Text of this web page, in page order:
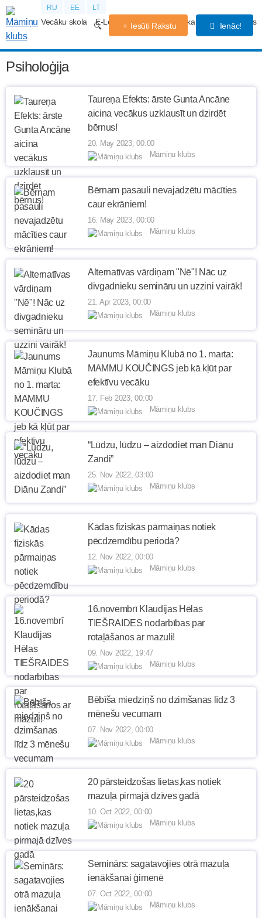
RU EE LT
Vecāku skola E-Lekcijas Grūtniecības kalendārs Forums
Iesūti Rakstu Ienāc!
Psiholoģija
Taureņa Efekts: ārste Gunta Ancāne
aicina vecākus uzklausīt un dzirdēt
bērnus!
20. May 2023, 00:00
Māmiņu klubs
Bērnam pasauli nevajadzētu mācīties
caur ekrāniem!
16. May 2023, 00:00
Māmiņu klubs
Alternatīvas vārdiņam "Nē"! Nāc uz
divgadnieku semināru un uzzini vairāk!
21. Apr 2023, 00:00
Māmiņu klubs
Jaunums Māmiņu Klubā no 1. marta:
MAMMU KOUČINGS jeb kā kļūt par
efektīvu vecāku
17. Feb 2023, 00:00
Māmiņu klubs
“Lūdzu, lūdzu – aizdodiet man Diānu
Zandi”
25. Nov 2022, 03:00
Māmiņu klubs
Kādas fiziskās pārmaiņas notiek
pēcdzemdību periodā?
12. Nov 2022, 00:00
Māmiņu klubs
16.novembrī Klaudijas Hēlas
TIEŠRAIDES nodarbības par
rotaļāšanos ar mazuli!
09. Nov 2022, 19:47
Māmiņu klubs
Bēbīša miedziņš no dzimšanas līdz 3
mēnešu vecumam
07. Nov 2022, 00:00
Māmiņu klubs
20 pārsteidzošas lietas,kas notiek
mazuļa pirmajā dzīves gadā
10. Oct 2022, 00:00
Māmiņu klubs
Seminārs: sagatavojies otrā mazuļa
ienākšanai ģimenē
07. Oct 2022, 00:00
Māmiņu klubs